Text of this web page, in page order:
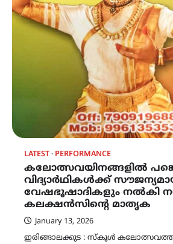
LATEST PERFORMANCE
കലോത്സവയിനങ്ങളിൽ
വിദ്യാർഥികൾക്ക്
വേഷഭൂഷാദികളും നൽകി
കലക്ഷൻസിന്റെ മാതൃക
January 13, 2026
ഇരിങ്ങാലക്കുട : സ്‌കൂൾ